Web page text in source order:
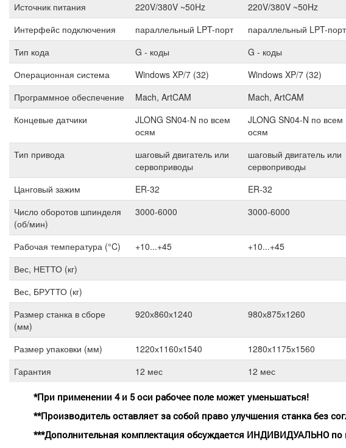
Источник питания 220V/380V ~50Hz 220V/380V ~50Hz
Интерфейс подключения
параллельный LPT-порт параллельный LPT-порт
Тип кода
G - коды G - коды
Операционная система
Windows XP/7 (32) Windows XP/7 (32)
Программное обеспечение
Mach, ArtCAM Mach, ArtCAM
Концевые датчики
JLONG SN04-N по всем
осям
JLONG SN04-N по всем
осям
Тип привода
шаговый двигатель или
сервоприводы
шаговый двигатель или
сервоприводы
Цанговый зажим
ER-32 ER-32
Число оборотов шпинделя
(об/мин)
3000-6000 3000-6000
Рабочая температура (°C) +10...+45 +10...+45
Вес, НЕТТО (кг)
Вес, БРУТТО (кг)
Размер станка в сборе
(мм)
920х860х1240 980х875х1260
Размер упаковки (мм) 1220х1160х1540 1280х1175х1560
Гарантия
12 мес 12 мес
*При применении 4 и 5 оси рабочее поле может уменьшаться!
**Производитель оставляет за собой право улучшения станка без
***Дополнительная комплектация обсуждается ИНДИВИДУАЛЬНО по